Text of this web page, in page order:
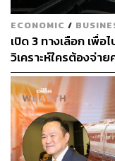
ECONOMIC /
เปิด 3 ทางเลือก เพื่อ
วิเคราะห์ใครต้องจ่า